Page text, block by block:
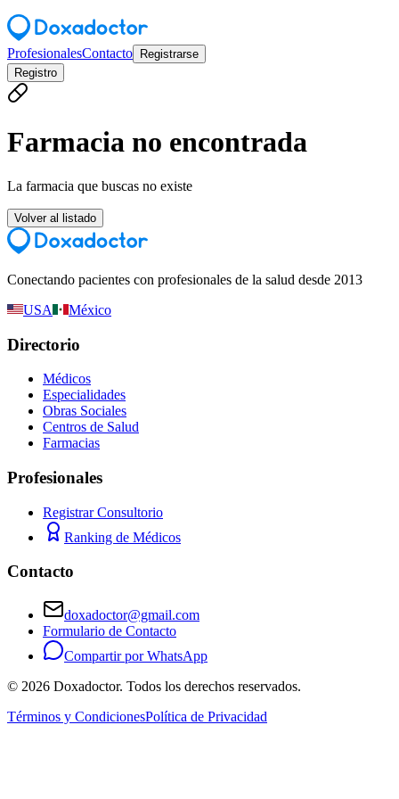
ProfesionalesContacto
Registrarse
Registro
Farmacia no encontrada
La farmacia que buscas no existe
Volver al listado
Conectando pacientes con profesionales de la salud desde 2013
USA
México
Directorio
Médicos
Especialidades
Obras Sociales
Centros de Salud
Farmacias
Profesionales
Registrar Consultorio
Ranking de Médicos
Contacto
doxadoctor@gmail.com
Formulario de Contacto
Compartir por WhatsApp
© 2026 Doxadoctor. Todos los derechos reservados.
Términos y CondicionesPolítica de Privacidad